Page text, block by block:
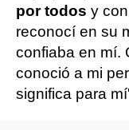
por todos y
reconocí en su
confiaba en mí.
conoció a mi
significa para